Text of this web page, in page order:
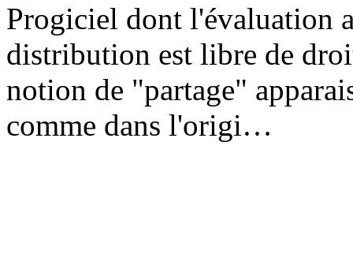
Progiciel dont l'évaluation
distribution est libre de
notion de "partage"
comme dans l'origi…